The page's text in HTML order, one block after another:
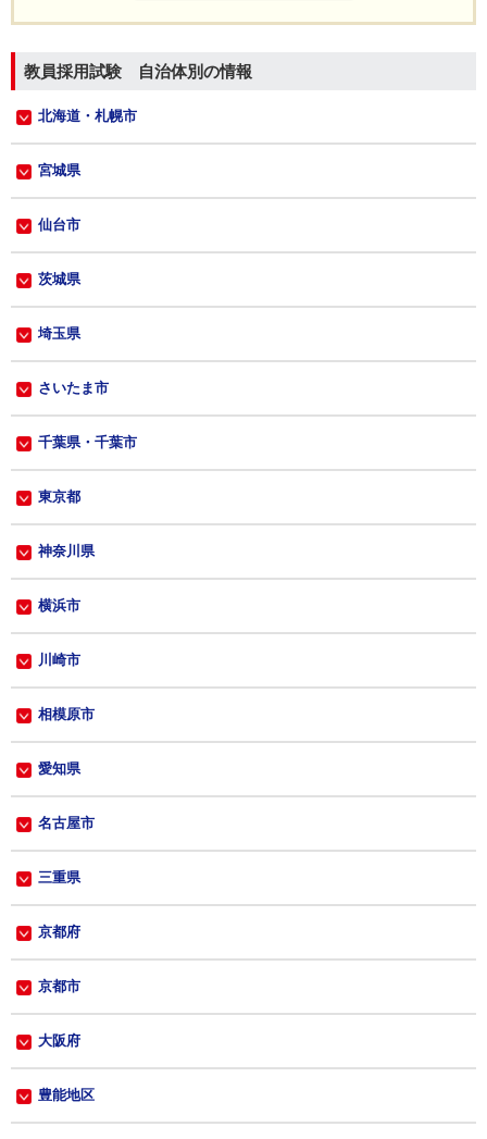
教員採用試験 自治体別の情報
北海道・札幌市
宮城県
仙台市
茨城県
埼玉県
さいたま市
千葉県・千葉市
東京都
神奈川県
横浜市
川崎市
相模原市
愛知県
名古屋市
三重県
京都府
京都市
大阪府
豊能地区